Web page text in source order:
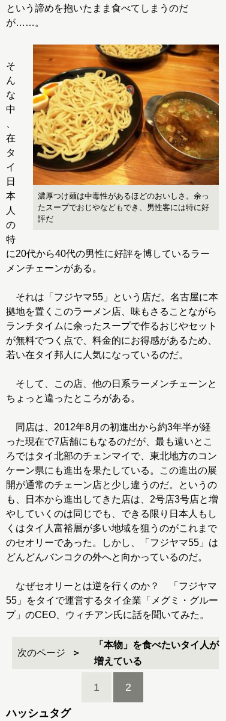
という諦めを抱いたまま食べてしまうのだ
が……。
濃厚つけ麺は中毒性があるほどのおいしさ。余っ
たスープでおじやなどもでき、男性客には特に好
評だ
そ
ん
な
中
在
タ
イ
日
本
人
の
特
に20代から40代の男性に好評を博しているラー
メンチェーンがある。
それは「フジヤマ55」という店だ。名古屋に本
拠地を置くこのラーメン店、味もさることながら
ランチタイムに余ったスープで作るおじやセット
が無料でつく点で、料金的にお得感があるため、
若い在タイ邦人に人気になっているのだ。
そして、この店、他の日系ラーメンチェーンと
ちょっと違ったところがある。
同店は、2012年8月の初進出から約3年半が経
った現在で7店舗にもなるのだが、最も遠いとこ
ろではタイ北部のチェンマイで、東北地方のコン
ケーン県にも進出を果たしている。この進出の展
開が通常のチェーン店と少し違うのだ。というの
も、日本から進出してきた店は、2号店3号店と増
やしていくのは同じでも、できる限り日本人もし
くはタイ人富裕層が多い地域を狙うのがこれまで
のセオリーであった。しかし、「フジヤマ55」は
どんどんバンコクの外へと向かっているのだ。
なぜセオリーとは逆を行くのか？ 「フジヤマ
55」をタイで運営するタイ企業「メグミ・グルー
プ」のCEO、ウィチアン氏に話を聞いてみた。
次のページ
「本物」を食べたいタイ人が
増えている
1 2
ハッシュタグ